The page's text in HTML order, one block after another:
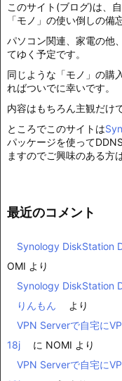
このサイト(ブログ)は、
「モノ」の使い倒しの備
パソコン関連、家電の他
てゆく予定です。
同じような「モノ」の購
ればついでに幸いです。
内容はもちろん主観だけ
ところでこのサイトは
パッケージを使って
ますのでご興味のある方
最近のコメント
Synology DiskStation
OMI より
Synology DiskStation
りんもん
より
VPN Serverで自宅に
18j
に NOMI より
VPN Serverで自宅に